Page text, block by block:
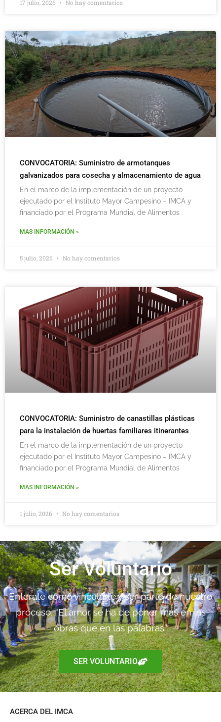
17 julio, 2026 No hay comentarios
CONVOCATORIA: Suministro de armotanques
galvanizados para cosecha y almacenamiento de agua
En el marco de la implementación de un proyecto
ejecutado por el Instituto Mayor Campesino – IMCA y
financiado por el Programa Mundial de Alimentos
MAS INFORMACIÓN »
5 julio, 2026 No hay comentarios
CONVOCATORIA: Suministro de canastillas plásticas
para la instalación de huertas familiares itinerantes
En el marco de la implementación de un proyecto
ejecutado por el Instituto Mayor Campesino – IMCA y
financiado por el Programa Mundial de Alimentos
MAS INFORMACIÓN »
1 julio, 2026 No hay comentarios
Ser Voluntario
Enterate como vincularte y ser parte de nuestro
proceso. “El amor se ha de poner más en las
obras que en las palabras”
SER VOLUNTARIO
ACERCA DEL IMCA